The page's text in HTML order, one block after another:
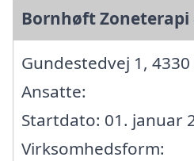
Bornhøft Zoneterapi
Gundestedvej 1, 4330
Ansatte:
Startdato: 01. januar
Virksomhedsform: